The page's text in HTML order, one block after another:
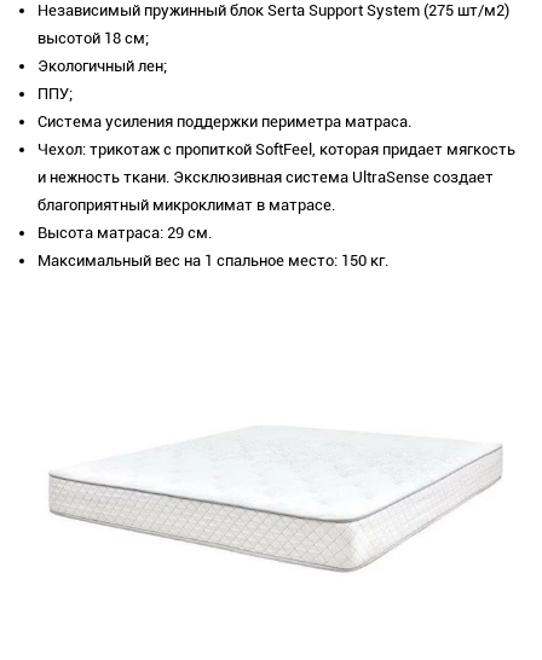
Независимый пружинный блок Serta Support System (275 шт/м2)
высотой 18 см;
Экологичный лен;
ППУ;
Система усиления поддержки периметра матраса.
Чехол: трикотаж с пропиткой SoftFeel, которая придает мягкость
и нежность ткани. Эксклюзивная система UltraSense создает
благоприятный микроклимат в матрасе.
Высота матраса: 29 см.
Максимальный вес на 1 спальное место: 150 кг.